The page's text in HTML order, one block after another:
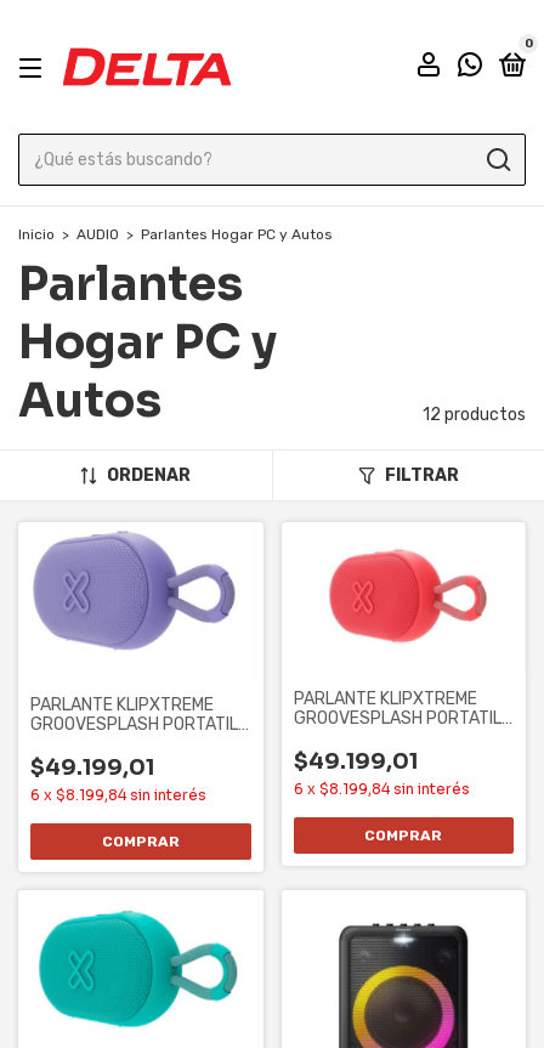
0
Inicio > AUDIO > Parlantes Hogar PC y Autos
Parlantes
Hogar PC y
Autos
12 productos
ORDENAR FILTRAR
PARLANTE KLIPXTREME
GROOVESPLASH PORTATIL
$49.199,01
6 x $8.199,84 sin interés
PARLANTE KLIPXTREME
GROOVESPLASH PORTATIL
$49.199,01
6 x $8.199,84 sin interés